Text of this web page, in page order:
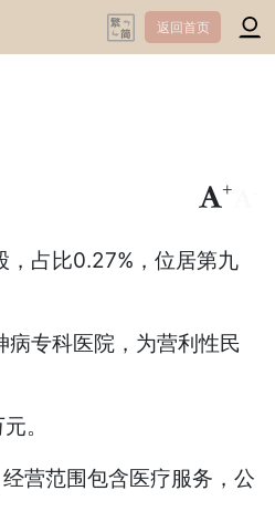
返回首页
+
，占比0.27%，位居第九
病专科医院，为营利性民
。
营范围包含医疗服务，公